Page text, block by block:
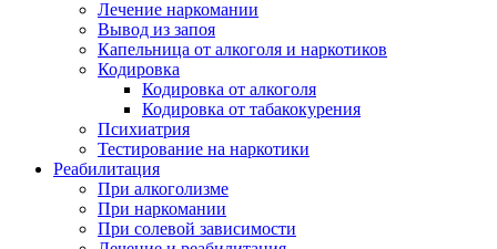
Лечение наркомании
Вывод из запоя
Капельница от алкоголя и наркотиков
Кодировка
Кодировка от алкоголя
Кодировка от табакокурения
Психиатрия
Тестирование на наркотики
Реабилитация
При алкоголизме
При наркомании
При солевой зависимости